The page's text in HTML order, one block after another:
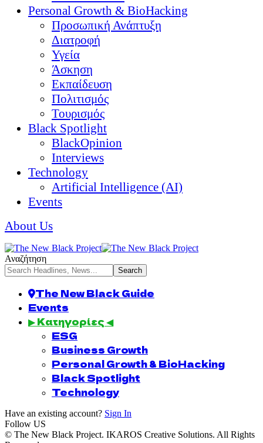
Personal Growth & BioHacking
Προσωπική Ανάπτυξη
Διατροφή
Υγεία
Άσκηση
Εκπαίδευση
Πολιτισμός
Τουρισμός
Black Spotlight
BlackOpinion
Interviews
Technology
Artificial Intelligence (AI)
Events
About Us
Αναζήτηση
The New Black Guide
Events
▶ Κατηγορίες ◀
ESG
Business Growth
Personal Growth & BioHacking
Black Spotlight
Technology
Have an existing account? Sign In
Follow US
© The New Black Project. IKAROS Creative Solutions. All Rights